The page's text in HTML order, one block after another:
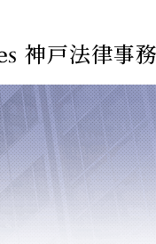
神戸法律事